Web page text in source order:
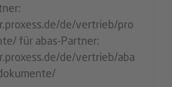
de/vertrieb/pro
für abas-Partner:
de/vertrieb/aba